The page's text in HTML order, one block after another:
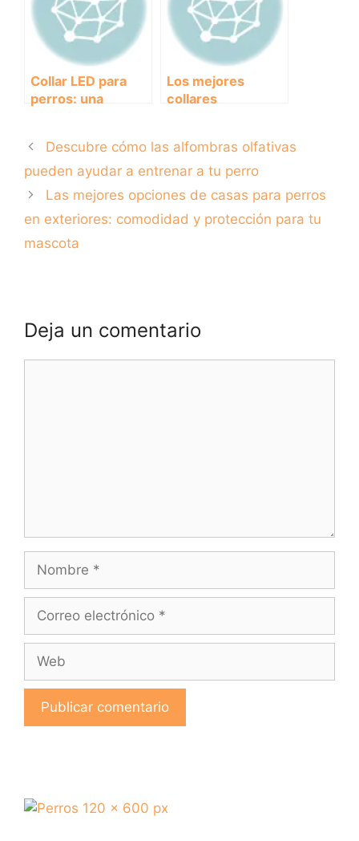
segura y ubicada
Collar LED para
perros: una
paseos nocturnos
Los mejores
collares
de tu perro
Descubre cómo las alfombras olfativas
pueden ayudar a entrenar a tu perro
Las mejores opciones de casas para perros
en exteriores: comodidad y protección para tu
mascota
Deja un comentario